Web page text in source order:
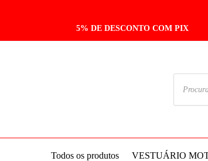
5% DE DESCONTO COM PIX
Pesquisar
produtos
Todos os produtos VESTUÁRIO